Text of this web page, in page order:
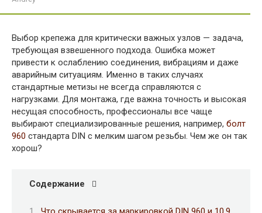
Выбор крепежа для критически важных узлов — задача,
требующая взвешенного подхода. Ошибка может
привести к ослаблению соединения, вибрациям и даже
аварийным ситуациям. Именно в таких случаях
стандартные метизы не всегда справляются с
нагрузками. Для монтажа, где важна точность и высокая
несущая способность, профессионалы все чаще
выбирают специализированные решения, например, болт
960 стандарта DIN с мелким шагом резьбы. Чем же он так
хорош?
Содержание